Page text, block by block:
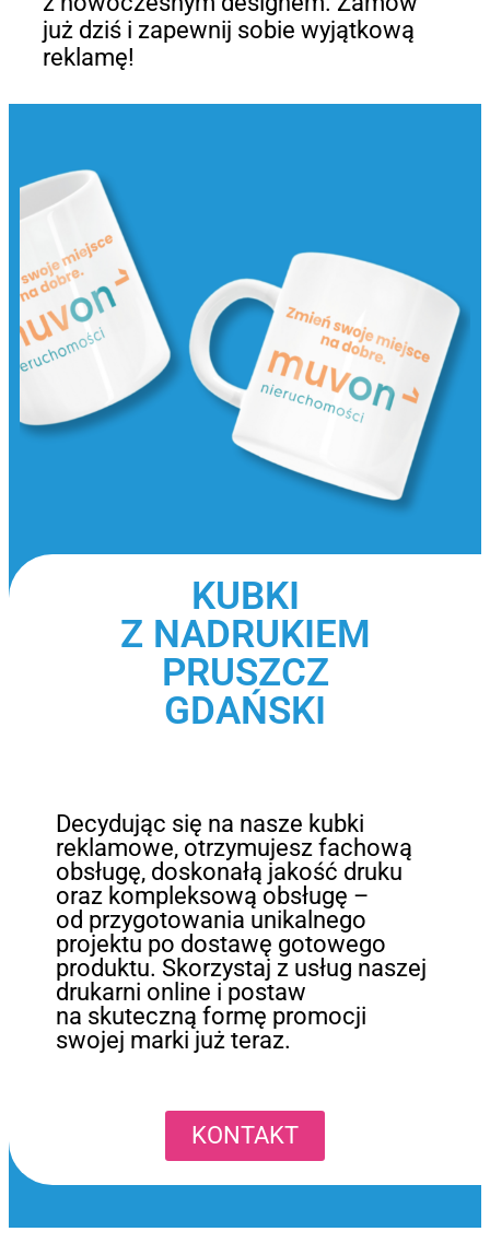
już dziś i zapewnij sobie wyjątkową
reklamę!
KUBKI
Z NADRUKIEM
PRUSZCZ
GDAŃSKI
Decydując się na nasze kubki
reklamowe, otrzymujesz fachową
obsługę, doskonałą jakość druku
oraz kompleksową obsługę –
od przygotowania unikalnego
projektu po dostawę gotowego
produktu. Skorzystaj z usług naszej
drukarni online i postaw
na skuteczną formę promocji
swojej marki już teraz.
KONTAKT